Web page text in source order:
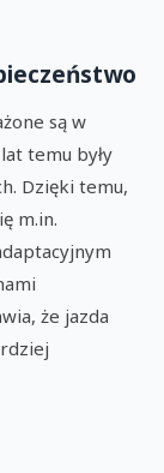
są w
temu były
Dzięki temu,
m.in.
że jazda